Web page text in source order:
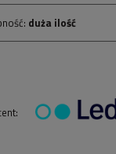
duża ilość